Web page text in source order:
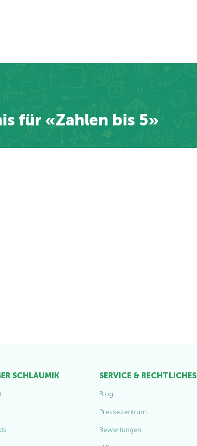
für «Zahlen bis 5»
SCHLAUMIK SERVICE & RECHTLICHES
Blog
Pressezentrum
Bewertungen